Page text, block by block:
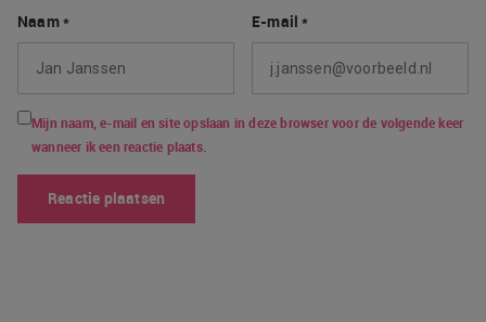
Naam* E-mail*
Mijn naam, e-mail en site opslaan in deze browser voor de volgende keer
wanneer ik een reactie plaats.